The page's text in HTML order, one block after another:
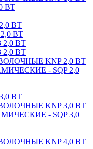
ВТ
ВТ
ВТ
2,0 ВТ
2,0 ВТ
KNP 2,0 ВТ
- SQP 2,0
ВТ
KNP 3,0 ВТ
- SQP 3,0
KNP 4,0 ВТ